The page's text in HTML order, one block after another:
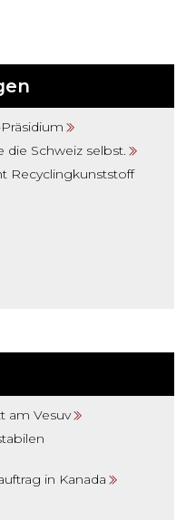
die Schweiz selbst.
Recyclingkunststoff
am Vesuv
in Kanada